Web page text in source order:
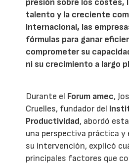
presión sobre los costes,
talento y la creciente
internacional, las
fórmulas para ganar
comprometer su
ni su crecimiento a largo
Durante el Forum amec,
Cruelles, fundador del
Productividad, abordó
una perspectiva práctica y
su intervención, explicó
principales factores que